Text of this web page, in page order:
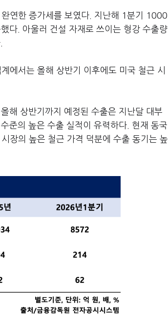
연한 증가세를 보였다. 지난해 1분기 1000
다. 아울러 건설 자재로 쓰이는 형강 수출량
에서는 올해 상반기 이후에도 미국 철근 시
해 상반기까지 예정된 수출은 지난달 대부
준의 높은 수출 실적이 유력하다. 현재 동국
장의 높은 철근 가격 덕분에 수출 동기는 높